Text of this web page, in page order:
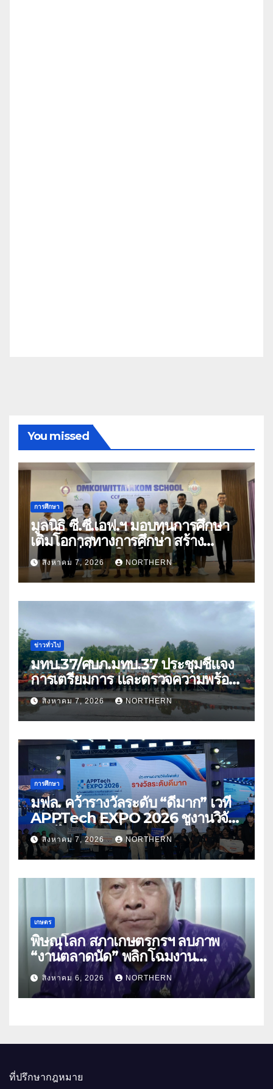
You missed
การศึกษา
มูลนิธิ ซี.ซี.เอฟ.ฯ มอบทุนการศึกษา
เติมโอกาสทางการศึกษา สร้าง
อนาคตที่มั่นคงให้เด็กและเยาวชน
ด้อยโอกาส
สิงหาคม 7, 2026 NORTHERN
ข่าวทั่วไป
มทบ.37/ศบภ.มทบ.37 ประชุมชี้แจง
การเตรียมการ และตรวจความพร้อม
ด้านการบรรเทาสาธารณภัย
สิงหาคม 7, 2026 NORTHERN
การศึกษา
มฟล. คว้ารางวัลระดับ “ดีมาก” เวที
APPTech EXPO 2026 ชูงานวิจัย
สมุนไพร ขับเคลื่อนนวัตกรรมสู่เชิง
พาณิชย์
สิงหาคม 7, 2026 NORTHERN
เกษตร
พิษณุโลก สภาเกษตรกรฯ ลบภาพ
“งานตลาดนัด” พลิกโฉมงาน
“เกษตรรุ่งเรืองเมืองสองแคว 69” มุ่ง
ประโยชน์เกษตรกร ดึงนวัตกรรม-จับ
คู่ธุรกิจดันสินค้าเกษตรสู่สากล (คลิป)
สิงหาคม 6, 2026 NORTHERN
ที่ปรึกษากฎหมาย